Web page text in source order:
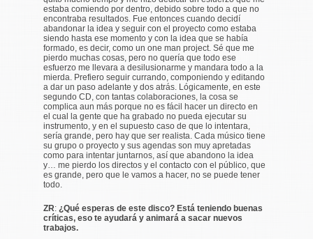
estaba comiendo por dentro, debido sobre todo a que no
encontraba resultados. Fue entonces cuando decidí
abandonar la idea y seguir con el proyecto como estaba
siendo hasta ese momento y con la idea que se había
formado, es decir, como un one man project. Sé que me
pierdo muchas cosas, pero no quería que todo ese
esfuerzo me llevara a desilusionarme y mandara todo a la
mierda. Prefiero seguir currando, componiendo y editando
a dar un paso adelante y dos atrás. Lógicamente, en este
segundo CD, con tantas colaboraciones, la cosa se
complica aun más porque no es fácil hacer un directo en
el cual la gente que ha grabado no pueda ejecutar su
instrumento, y en el supuesto caso de que lo intentara,
sería grande, pero hay que ser realista. Cada músico tiene
su grupo o proyecto y sus agendas son muy apretadas
como para intentar juntarnos, así que abandono la idea
y… me pierdo los directos y el contacto con el público, que
es grande, pero que le vamos a hacer, no se puede tener
todo.
ZR: ¿Qué esperas de este disco? Está teniendo buenas
críticas, eso te ayudará y animará a sacar nuevos
trabajos.